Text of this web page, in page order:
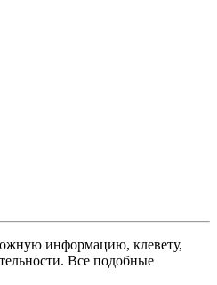
информацию, клевету,
Все подобные